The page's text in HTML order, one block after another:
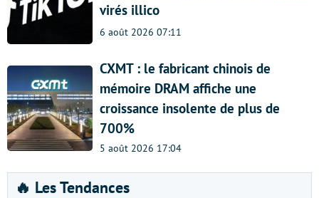
virés illico
6 août 2026 07:11
CXMT : le fabricant chinois de
mémoire DRAM affiche une
croissance insolente de plus de
700%
5 août 2026 17:04
🔥 Les Tendances